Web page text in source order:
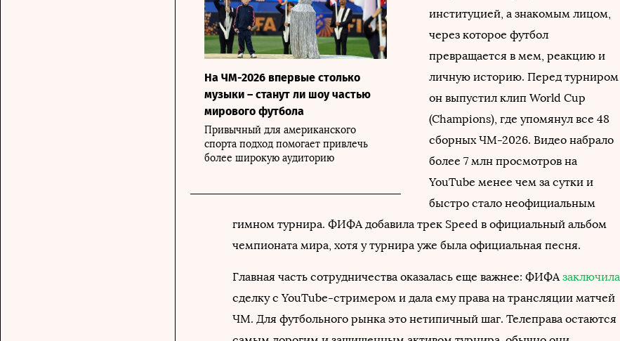
На ЧМ-2026 впервые столько
музыки – станут ли шоу частью
мирового футбола
Привычный для американского
спорта подход помогает привлечь
более широкую аудиторию
институцией, а знакомым лицом,
через которое футбол
превращается в мем, реакцию и
личную историю. Перед турниром
он выпустил клип World Cup
(Champions), где упомянул все 48
сборных ЧМ-2026. Видео набрало
более 7 млн просмотров на
YouTube менее чем за сутки и
быстро стало неофициальным
гимном турнира. ФИФА добавила трек Speed в официальный альбом
чемпионата мира, хотя у турнира уже была официальная песня.
Главная часть сотрудничества оказалась еще важнее: ФИФА заключила
сделку с YouTube-стримером и дала ему права на трансляции матчей
ЧМ. Для футбольного рынка это нетипичный шаг. Телеправа остаются